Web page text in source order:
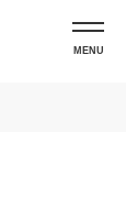
MENU